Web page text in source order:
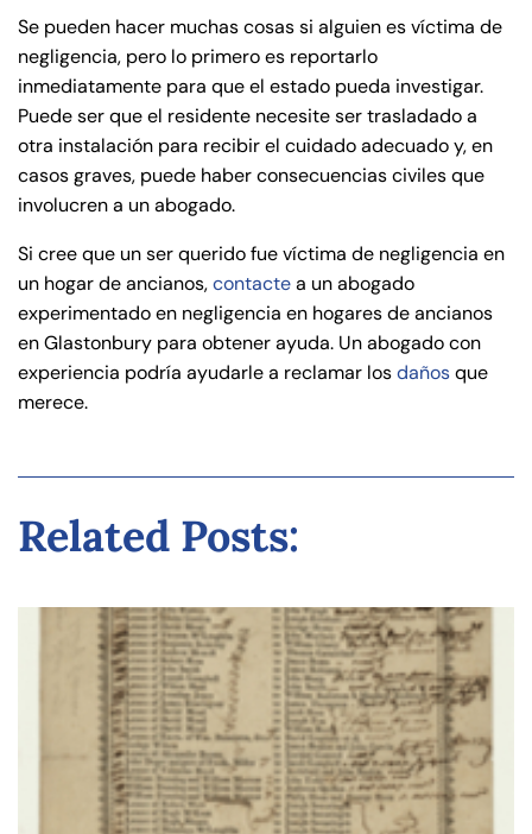
Se pueden hacer muchas cosas si alguien es víctima de
negligencia, pero lo primero es reportarlo
inmediatamente para que el estado pueda investigar.
Puede ser que el residente necesite ser trasladado a
otra instalación para recibir el cuidado adecuado y, en
casos graves, puede haber consecuencias civiles que
involucren a un abogado.
Si cree que un ser querido fue víctima de negligencia en
un hogar de ancianos,contactea un abogado
experimentado en negligencia en hogares de ancianos
en Glastonbury para obtener ayuda. Un abogado con
experiencia podría ayudarle a reclamar losdañosque
merece.
Related Posts: